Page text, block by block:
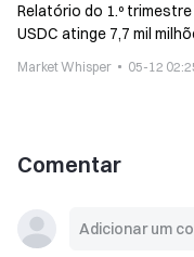
Relatório do 1.º
USDC atinge 7,7 mil
Market Whisper 05-12
Comentar